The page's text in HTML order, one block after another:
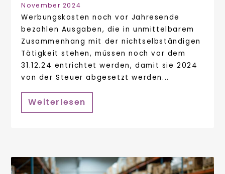
November 2024
Werbungskosten noch vor Jahresende
bezahlen Ausgaben, die in unmittelbarem
Zusammenhang mit der nichtselbständigen
Tätigkeit stehen, müssen noch vor dem
31.12.24 entrichtet werden, damit sie 2024
von der Steuer abgesetzt werden...
Weiterlesen